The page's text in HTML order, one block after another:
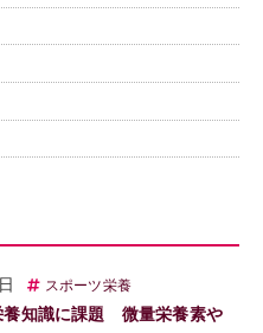
スポーツ栄養
養知識に課題 微量栄養素や